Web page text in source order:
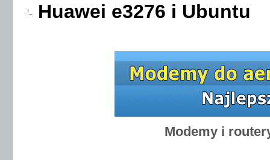
Huawei e3276 i Ubuntu
Modemy i